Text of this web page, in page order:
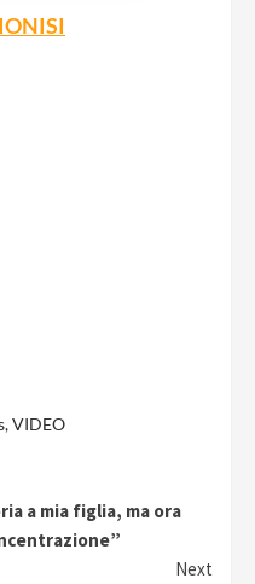
,VIDEO
a mia figlia, ma ora
Next